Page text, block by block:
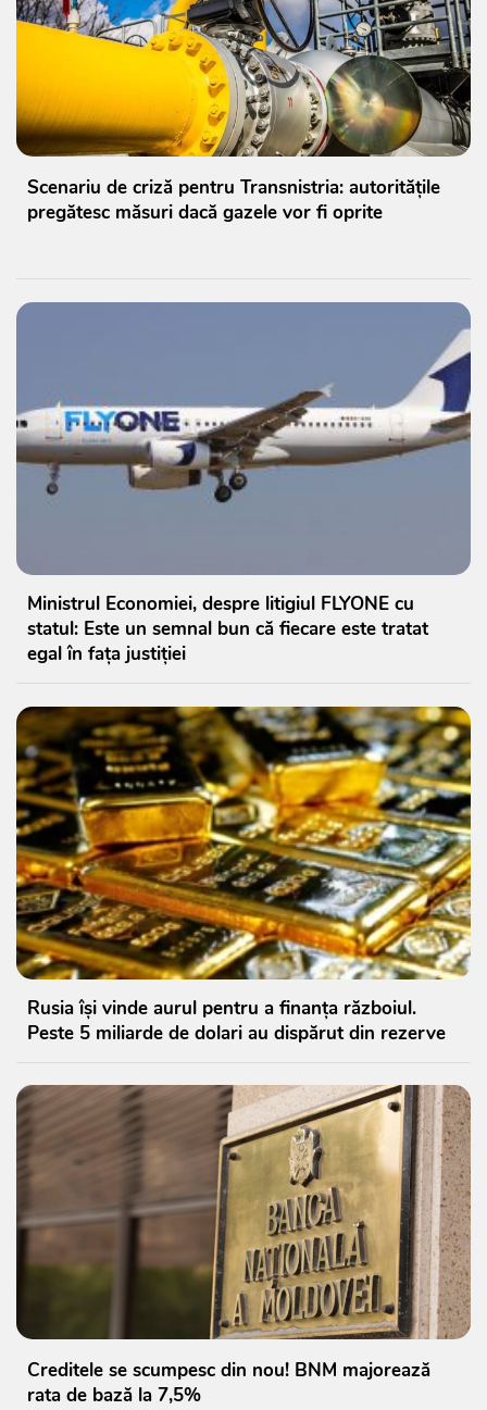
Scenariu de criză pentru Transnistria: autoritățile
pregătesc măsuri dacă gazele vor fi oprite
Ministrul Economiei, despre litigiul FLYONE cu
statul: Este un semnal bun că fiecare este tratat
egal în fața justiției
Rusia își vinde aurul pentru a finanța războiul.
Peste 5 miliarde de dolari au dispărut din rezerve
Creditele se scumpesc din nou! BNM majorează
rata de bază la 7,5%